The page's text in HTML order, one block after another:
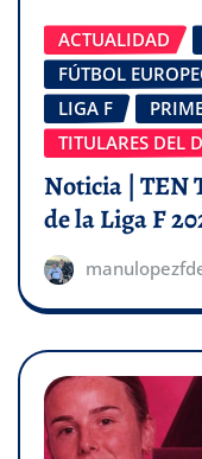
ACTUALIDAD
FÚTBOL
LIGA F
TITULARES DEL
Noticia | TEN
de la Liga F